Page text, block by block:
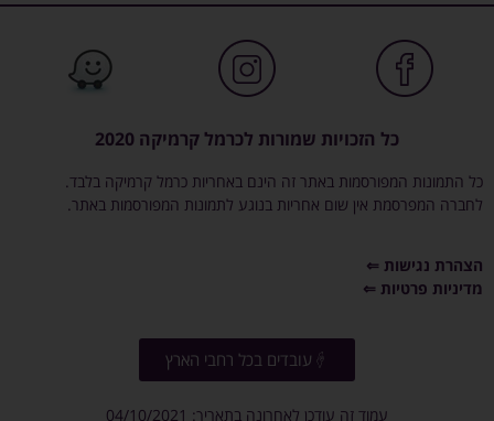
כל הזכויות שמורות לכרמל קרמיקה 2020
כל התמונות המפורסמות באתר זה הינם באחריות כרמל קרמיקה בלבד.
לחברה המפרסמת אין שום אחריות בנוגע לתמונות המפורסמות באתר.
הצהרת נגישות ⇐
מדיניות פרטיות ⇐
עובדים בכל רחבי הארץ
עמוד זה עודכן לאחרונה בתאריך: 04/10/2021